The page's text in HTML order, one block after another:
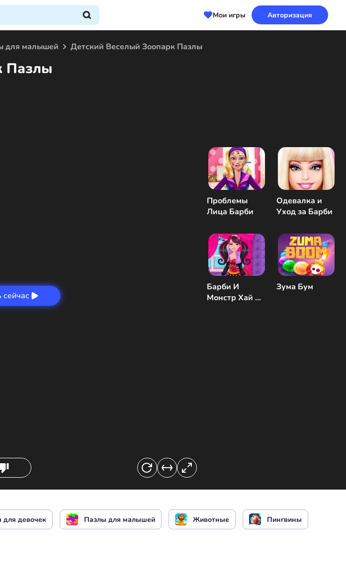
Мои игры Авторизация
для малышей Детский Веселый Зоопарк Пазлы
Пазлы
сейчас
Проблемы
Лица Барби
Одевалка и
Уход за Барби
Барби И
Монстр Хай На
Зума Бум
для девочек Пазлы для малышей Животные Пингвины